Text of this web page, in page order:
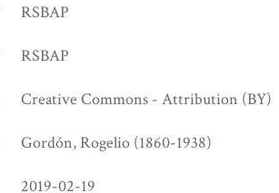
RSBAP
RSBAP
Creative Commons - Attribution (BY)
Gordón, Rogelio (1860-1938)
2019-02-19